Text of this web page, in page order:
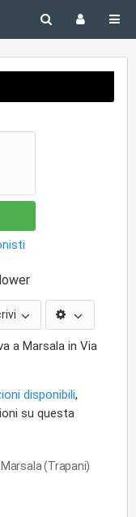
a Marsala in Via
disponibili,
su questa
(Trapani)